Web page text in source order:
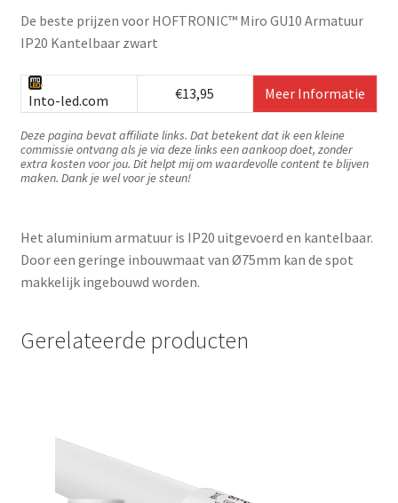
De beste prijzen voor HOFTRONIC™ Miro GU10 Armatuur
IP20 Kantelbaar zwart
Into-led.com €13,95 Meer Informatie
Deze pagina bevat affiliate links. Dat betekent dat ik een kleine
commissie ontvang als je via deze links een aankoop doet, zonder
extra kosten voor jou. Dit helpt mij om waardevolle content te blijven
maken. Dank je wel voor je steun!
Het aluminium armatuur is IP20 uitgevoerd en kantelbaar.
Door een geringe inbouwmaat van Ø75mm kan de spot
makkelijk ingebouwd worden.
Gerelateerde producten